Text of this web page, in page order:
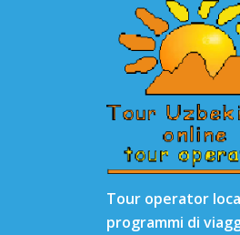
Tour operator
programmi di